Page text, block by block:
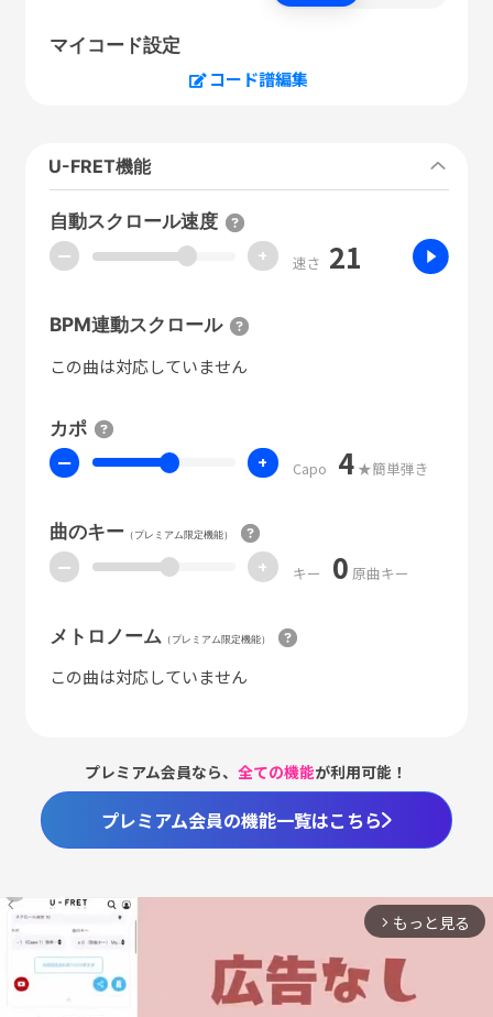
マイコード設定
コード譜編集
U-FRET機能
自動スクロール速度
ー + 速さ 21
BPM連動スクロール
この曲は対応していません
カポ
ー + Capo 4 ★簡単弾き
曲のキー（プレミアム限定機能）
ー + キー 0 原曲キー
メトロノーム （プレミアム限定機能）
この曲は対応していません
プレミアム会員なら、全ての機能が利用可能！
プレミアム会員の機能一覧はこちら
arrow_forward_ios もっと見る